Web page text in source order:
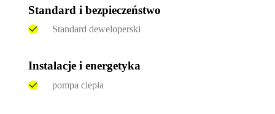
Standard i bezpieczeństwo
Standard deweloperski
Instalacje i energetyka
pompa ciepła